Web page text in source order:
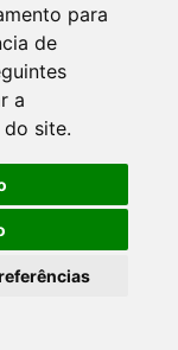
para
de
a
do site.